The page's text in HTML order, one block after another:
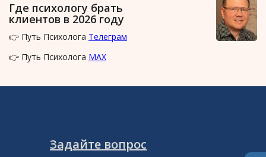
Где психологу брать
клиентов в 2026 году
👉 Путь Психолога Телеграм
👉 Путь Психолога MAX
Задайте вопрос